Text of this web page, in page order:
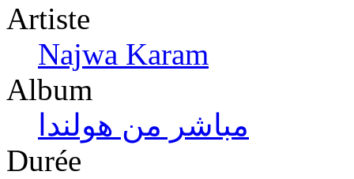
Artiste
Najwa Karam
Album
مباشر من هولندا
Durée